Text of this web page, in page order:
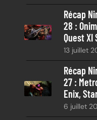
Récap
28 :
Quest XI
13 juillet
Récap
27 :
Enix,
6 juillet